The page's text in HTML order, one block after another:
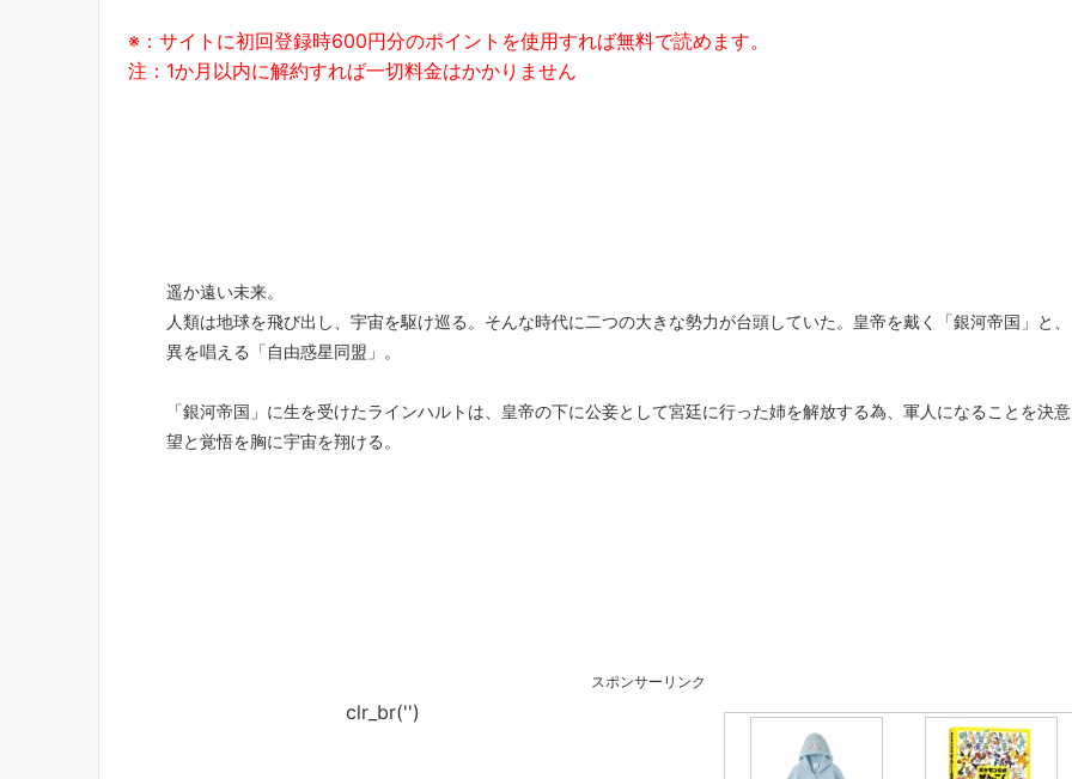
※：サイトに初回登録時600円分のポイントを使用すれば無料で読めます。
注：1か月以内に解約すれば一切料金はかかりません
遥か遠い未来。
人類は地球を飛び出し、宇宙を駆け巡る。そんな時代に二つの大きな勢力が台頭していた。皇帝を戴く「銀河帝国」と
異を唱える「自由惑星同盟」。
「銀河帝国」に生を受けたラインハルトは、皇帝の下に公妾として宮廷に行った姉を解放する為、軍人になることを決
望と覚悟を胸に宇宙を翔ける。
スポンサーリンク
clr_br('')